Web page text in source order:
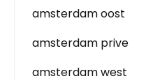
amsterdam oost
amsterdam prive
amsterdam west